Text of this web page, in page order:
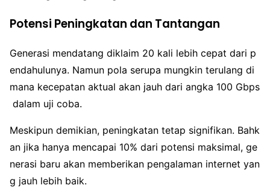
Potensi Peningkatan dan Tantangan
Generasi mendatang diklaim 20 kali lebih cepat dari p
endahulunya. Namun pola serupa mungkin terulang di
mana kecepatan aktual akan jauh dari angka 100 Gbps
dalam uji coba.
Meskipun demikian, peningkatan tetap signifikan. Bahk
an jika hanya mencapai 10% dari potensi maksimal, ge
nerasi baru akan memberikan pengalaman internet yan
g jauh lebih baik.